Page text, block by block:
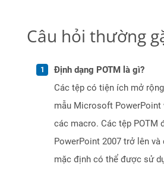
Câu hỏi thường
Định dạng POTM là gì?
Các tệp có tiện ích mở
mẫu Microsoft
các macro. Các tệp POTM
PowerPoint 2007 trở lên
mặc định có thể được sử